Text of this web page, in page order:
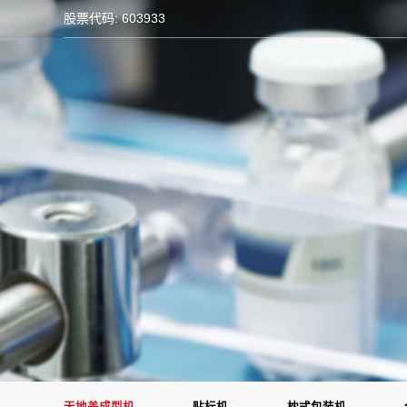
股票代码: 603933